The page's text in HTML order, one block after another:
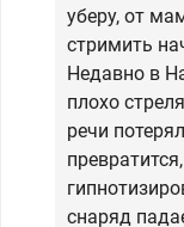
уберу, от
стримить
Недавно в
плохо
речи
снаряд